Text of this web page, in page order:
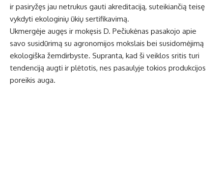
ir pasiryžęs jau netrukus gauti akreditaciją, suteikiančią teisę
vykdyti ekologinių ūkių sertifikavimą.
Ukmergėje augęs ir mokęsis D. Pečiukėnas pasakojo apie
savo susidūrimą su agronomijos mokslais bei susidomėjimą
ekologiška žemdirbyste. Supranta, kad ši veiklos sritis turi
tendenciją augti ir plėtotis, nes pasaulyje tokios produkcijos
poreikis auga.